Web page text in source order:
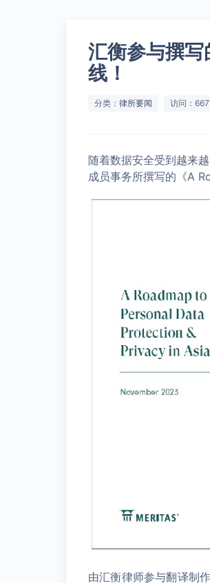
汇衡参与撰
线！
分类： 律所要闻 访问：
随着数据安全受到越来
成员事务所撰写的《A
由汇衡律师参与翻译制